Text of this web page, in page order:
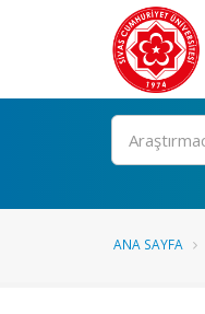
Ara
ANA SAYFA